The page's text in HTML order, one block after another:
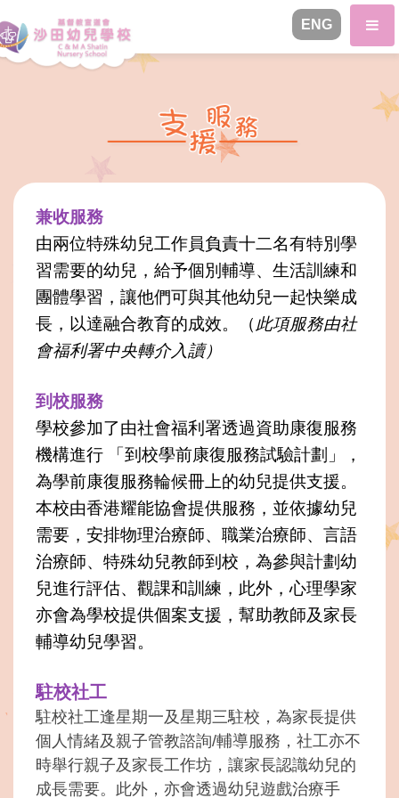
ENG
兼收服務
由兩位特殊幼兒工作員負責十二名有特別學
習需要的幼兒，給予個別輔導、生活訓練和
團體學習，讓他們可與其他幼兒一起快樂成
長，以達融合教育的成效。（ 此項服務由社
會福利署中央轉介入讀）
到校服務
學校參加了由社會福利署透過資助康復服務
機構進行 「到校學前康復服務試驗計劃」，
為學前康復服務輪候冊上的幼兒提供支援。
本校由香港耀能協會提供服務，並依據幼兒
需要，安排物理治療師、職業治療師、言語
治療師、特殊幼兒教師到校，為參與計劃幼
兒進行評估、觀課和訓練，此外，心理學家
亦會為學校提供個案支援，幫助教師及家長
輔導幼兒學習。
駐校社工
駐校社工逢星期一及星期三駐校，為家長提供
個人情緒及親子管教諮詢/輔導服務，社工亦不
時舉行親子及家長工作坊，讓家長認識幼兒的
成長需要。此外，亦會透過幼兒遊戲治療手